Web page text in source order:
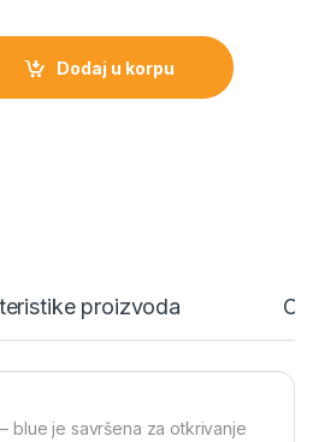
količina
Dodaj u korpu
proizvoda
blue je savršena za otkrivanje